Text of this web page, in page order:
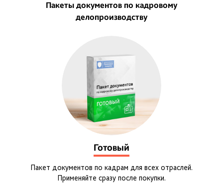
Пакеты документов по кадровому
делопроизводству
Готовый
Пакет документов по кадрам для всех отраслей.
Применяйте сразу после покупки.